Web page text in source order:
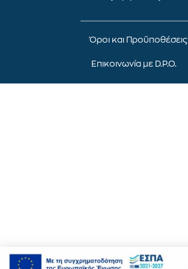
Όροι και Προϋποθέσεις
Επικοινωνία με D.P.O.